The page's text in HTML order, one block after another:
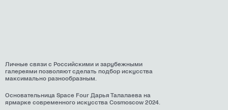
Личные связи с Российскими и зарубежными
галереями позволяют сделать подбор искусства
максимально разнообразным.
Основательница Space Four Дарья Талалаева на
ярмарке современного искусства Cosmoscow 2024.